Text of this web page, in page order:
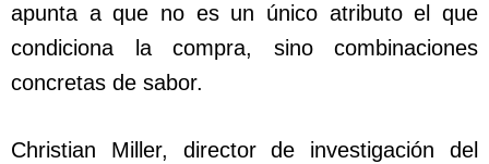
apunta a que no es un único atributo el que
condiciona la compra, sino combinaciones
concretas de sabor.
Christian Miller, director de investigación del